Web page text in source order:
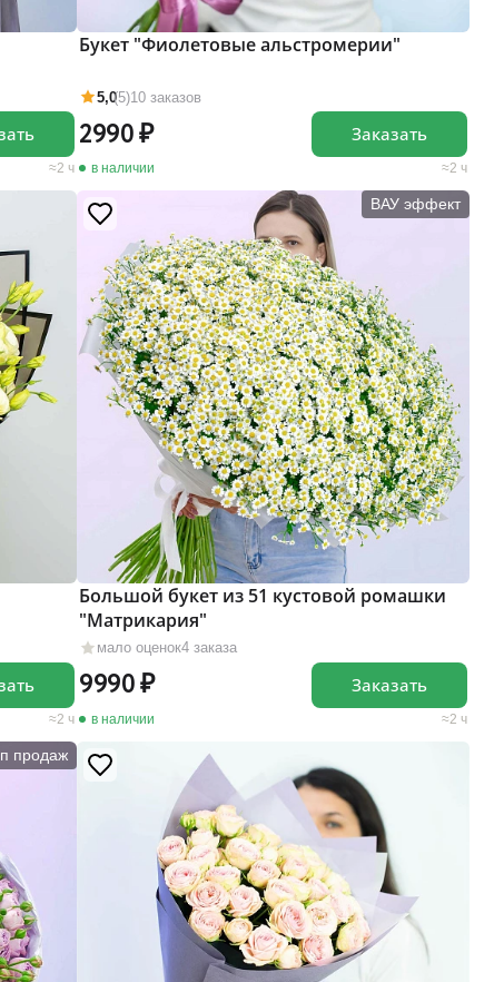
2 ч
5,0(5)10 заказов
Букет "Фиолетовые альстромерии"
2990
в наличии 2 ч
Заказать
2 ч
ВАУ эффект
мало оценок4 заказа
Большой букет из 51 кустовой ромашки
"Матрикария"
9990
в наличии 2 ч
Заказать
продаж